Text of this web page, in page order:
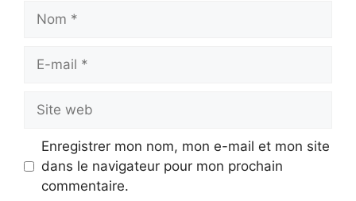
Nom
Site
web
Enregistrer mon nom, mon e-mail et mon site
dans le navigateur pour mon prochain
commentaire.